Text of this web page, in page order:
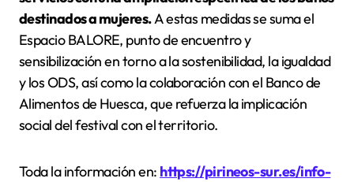
destinados a mujeres.A estas medidas se suma el
Espacio BALORE, punto de encuentro y
sensibilización en torno a la sostenibilidad, la igualdad
y los ODS, así como la colaboración con el Banco de
Alimentos de Huesca, que refuerza la implicación
social del festival con el territorio.
Toda la información en: https://pirineos-sur.es/info-